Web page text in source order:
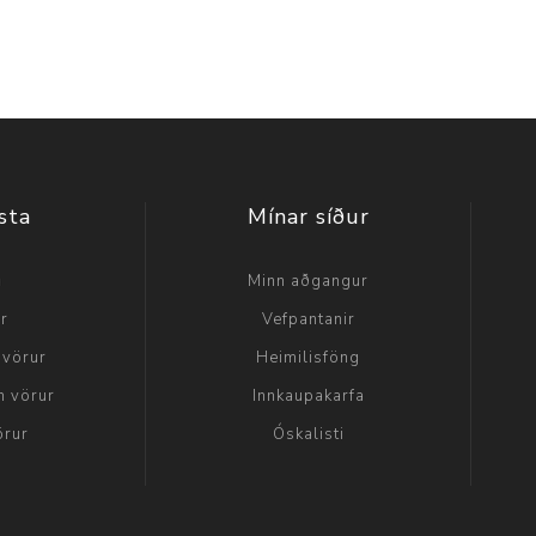
vörur
Mínar síður
Minn aðgangur
Vefpantanir
Heimilisföng
Innkaupakarfa
Óskalisti